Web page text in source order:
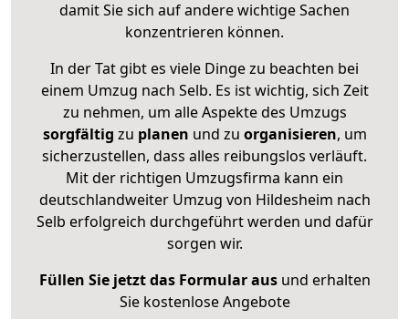
damit Sie sich auf andere wichtige Sachen
konzentrieren können.
In der Tat gibt es viele Dinge zu beachten bei
einem Umzug nach Selb. Es ist wichtig, sich Zeit
zu nehmen, um alle Aspekte des Umzugs
sorgfältig zu planen und zu organisieren, um
sicherzustellen, dass alles reibungslos verläuft.
Mit der richtigen Umzugsfirma kann ein
deutschlandweiter Umzug von Hildesheim nach
Selb erfolgreich durchgeführt werden und dafür
sorgen wir.
Füllen Sie jetzt das Formular ausund erhalten
Sie kostenlose Angebote